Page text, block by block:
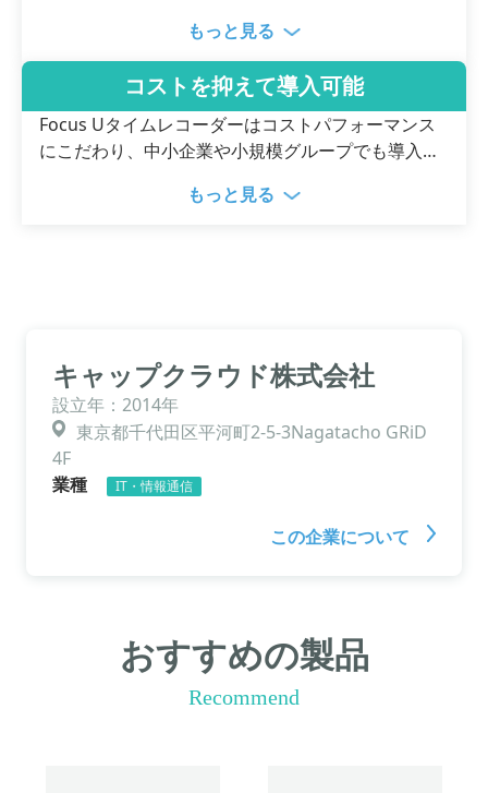
方法は複数の候補から選ぶことができるため、現場
のやり方を大きく変える必要がないのも安心のポイ
もっと見る
コストを抑えて導入可能
Focus Uタイムレコーダーはコストパフォーマンス
にこだわり、中小企業や小規模グループでも導入し
月の無料トライアルも実施。すべての機能をじっく
もっと見る
キャップクラウド株式会社
設立年：2014年
東京都千代田区平河町2-5-3Nagatacho GRiD
4F
業種
IT・情報通信
この企業について
おすすめの製品
Recommend